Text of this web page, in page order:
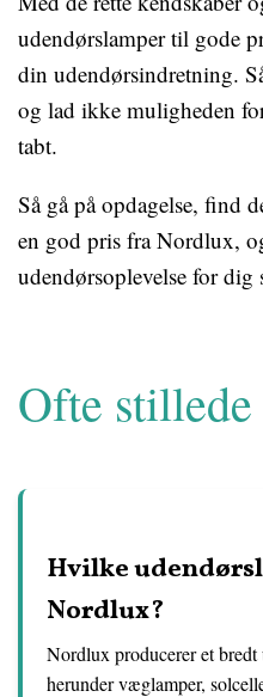
udendørslamper til gode
din udendørsindretning.
og lad ikke muligheden
tabt.
Så gå på opdagelse, find
en god pris fra Nordlux,
udendørsoplevelse for dig
Ofte
Hvilke
Nordlux?
Nordlux producerer et
herunder væglamper,